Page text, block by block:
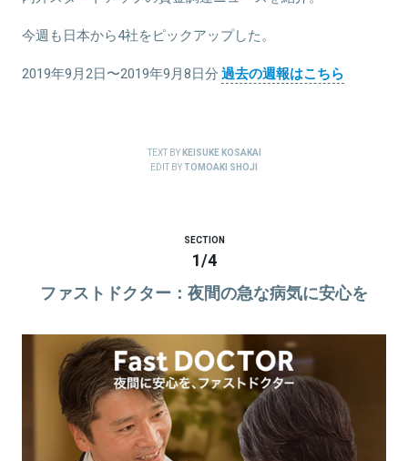
今週も日本から4社をピックアップした。
2019年9月2日〜2019年9月8日分過去の週報はこちら
TEXT BYKEISUKE KOSAKAI
EDIT BYTOMOAKI SHOJI
SECTION
1/4
ファストドクター：夜間の急な病気に安心を